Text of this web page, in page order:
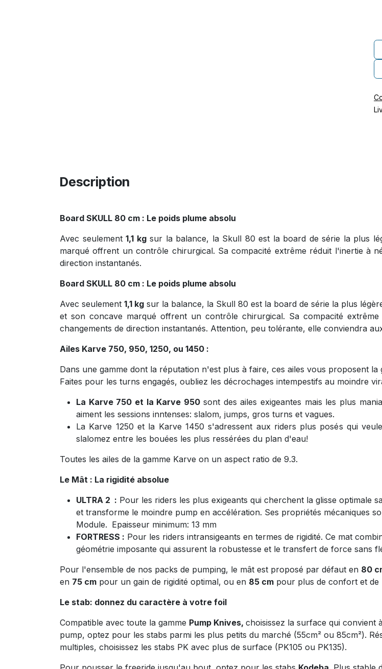
Description
Board SKULL 80 cm : Le poids plume absolu
Avec seulement 1,1 kgsur la balance, la Skull 80 est la board de série la plus
marqué offrent un contrôle chirurgical. Sa compacité extrême réduit l'inertie à
direction instantanés.
Board SKULL 80 cm : Le poids plume absolu
Avec seulement 1,1 kg sur la balance, la Skull 80 est la board de série la plus
et son concave marqué offrent un contrôle chirurgical. Sa compacité
changements de direction instantanés. Attention, peu tolérante, elle conviendra
Ailes Karve 750, 950, 1250, ou 1450 :
Dans une gamme dont la réputation n'est plus à faire, ces ailes vous proposent la
Faites pour les turns engagés, oubliez les décrochages intempestifs au moindre
La Karve 750 et la Karve 950 sont des ailes exigeantes mais les plus
aiment les sessions inntenses: slalom, jumps, gros turns et vagues.
La Karve 1250 et la Karve 1450 s'adressent aux riders plus posés qui
slalomez entre les bouées les plus ressérées du plan d'eau!
Toutes les ailes de la gamme Karve on un aspect ratio de 9.3.
Le Mât : La rigidité absolue
ULTRA 2 : Pour les riders les plus exigeants qui cherchent la glisse optimale
et transforme le moindre pump en accélération. Ses propriétés mécaniques
Module. Epaisseur minimum: 13 mm
FORTRESS : Pour les riders intransigeants en termes de rigidité. Ce mat
géométrie imposante qui assurent la robustesse et le transfert de force sans
Pour l'ensemble de nos packs de pumping, le mât est proposé par défaut en 80
en 75 cm pour un gain de rigidité optimal, ou en 85 cm pour plus de confort et de
Le stab: donnez du caractère à votre foil
Compatible avec toute la gamme Pump Knives, choisissez la surface qui convient
pump, optez pour les stabs parmi les plus petits du marché (55cm² ou 85cm²).
multiples, choisissez les stabs PK avec plus de surface (PK105 ou PK135).